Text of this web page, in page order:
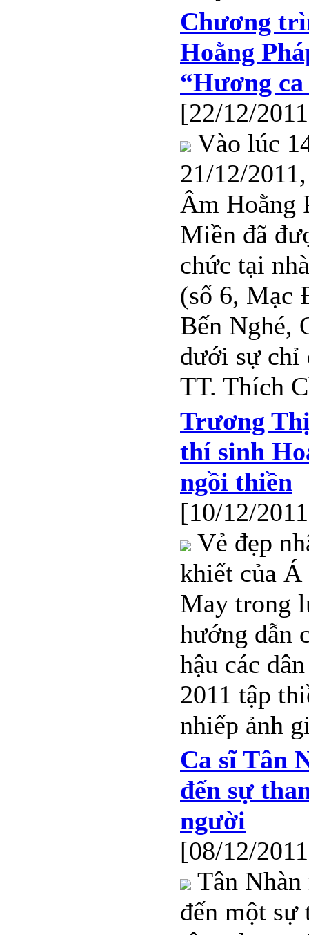
Chương
Hoằng
“Hương
[22/12/
Vào lúc
21/12/
Âm Hoằng
Miền đã
chức tại
(số 6, Mạc
Bến Nghé,
dưới sự chỉ
TT. Thích
Trương
thí sinh
ngồi thiền
[10/12/
Vẻ đẹp
khiết của
May trong
hướng dẫn
hậu các
2011 tập
nhiếp ảnh
Ca sĩ Tân
đến sự
người
[08/12/
Tân
đến một sự